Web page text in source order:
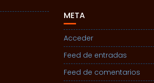
META
Acceder
Feed de entradas
Feed de comentarios